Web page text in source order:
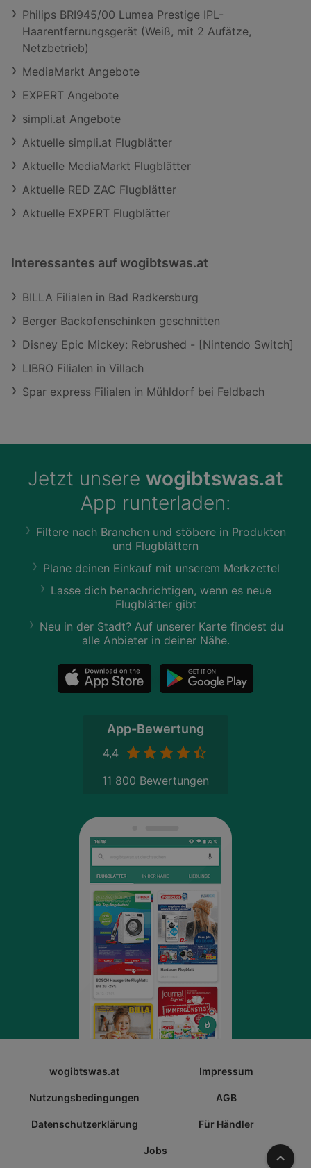
Philips BRI945/00 Lumea Prestige IPL-
Haarentfernungsgerät (Weiß, mit 2 Aufätze,
Netzbetrieb)
MediaMarkt Angebote
EXPERT Angebote
simpli.at Angebote
Aktuelle simpli.at Flugblätter
Aktuelle MediaMarkt Flugblätter
Aktuelle RED ZAC Flugblätter
Aktuelle EXPERT Flugblätter
Interessantes auf wogibtswas.at
BILLA Filialen in Bad Radkersburg
Berger Backofenschinken geschnitten
Disney Epic Mickey: Rebrushed - [Nintendo Switch]
LIBRO Filialen in Villach
Spar express Filialen in Mühldorf bei Feldbach
Jetzt unsere wogibtswas.at
App runterladen:
Filtere nach Branchen und stöbere in Produkten
und Flugblättern
Plane deinen Einkauf mit unserem Merkzettel
Lasse dich benachrichtigen, wenn es neue
Flugblätter gibt
Neu in der Stadt? Auf unserer Karte findest du
alle Anbieter in deiner Nähe.
App-Bewertung
4,4
11 800 Bewertungen
wogibtswas.at Impressum
Nutzungsbedingungen AGB
Datenschutzerklärung Für Händler
Jobs Nach